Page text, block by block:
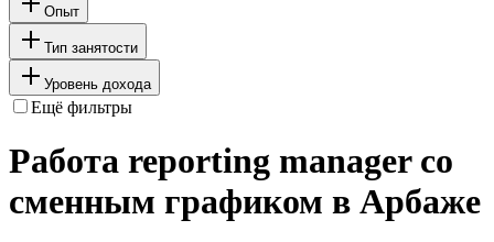
Опыт
Тип занятости
Уровень дохода
Ещё фильтры
Работа reporting manager со
сменным графиком в Арбаже